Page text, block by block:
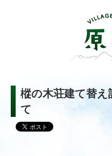
樅の木荘建て替
て